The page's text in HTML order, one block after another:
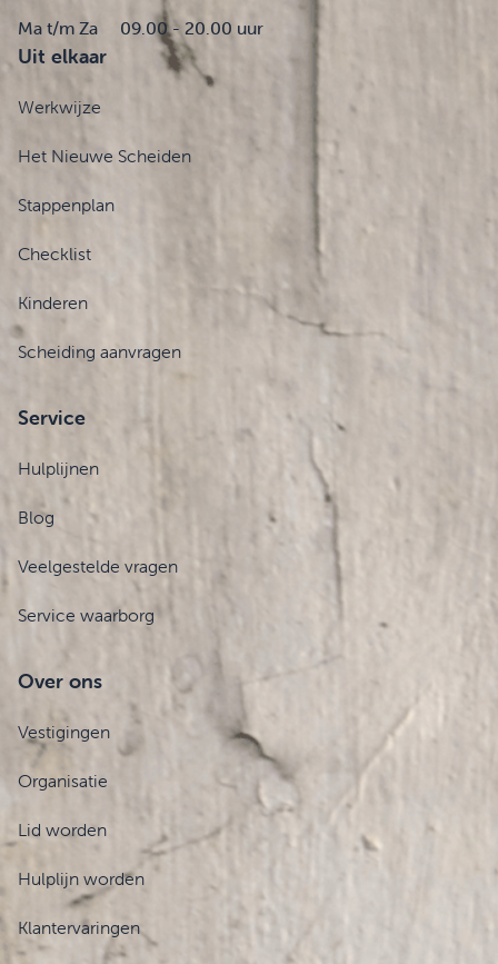
Ma t/m Za 09.00 - 20.00 uur
Uit elkaar
Werkwijze
Het Nieuwe Scheiden
Stappenplan
Checklist
Kinderen
Scheiding aanvragen
Service
Hulplijnen
Blog
Veelgestelde vragen
Service waarborg
Over ons
Vestigingen
Organisatie
Lid worden
Hulplijn worden
Klantervaringen